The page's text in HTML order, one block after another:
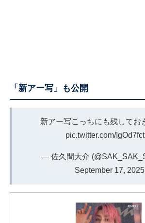
「新アー写」も公開
新アー写こっちにも残してお
pic.twitter.com/
— 佐久間大介
September 17, 2025